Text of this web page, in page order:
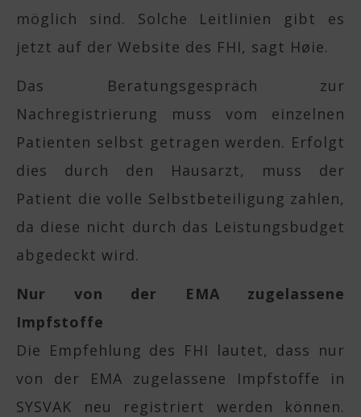
möglich sind. Solche Leitlinien gibt es
jetzt auf der Website des FHI, sagt Høie.
Das Beratungsgespräch zur
Nachregistrierung muss vom einzelnen
Patienten selbst getragen werden. Erfolgt
dies durch den Hausarzt, muss der
Patient die volle Selbstbeteiligung zahlen,
da diese nicht durch das Leistungsbudget
abgedeckt wird.
Nur von der EMA zugelassene
Impfstoffe
Die Empfehlung des FHI lautet, dass nur
von der EMA zugelassene Impfstoffe in
SYSVAK neu registriert werden können.